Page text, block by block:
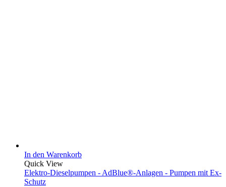
In den Warenkorb
Quick View
Elektro-Dieselpumpen - AdBlue®-Anlagen - Pumpen mit Ex-
Schutz